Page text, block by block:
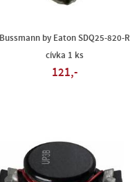
Bussmann by Eaton SDQ25-820-R
cívka 1 ks
121,-